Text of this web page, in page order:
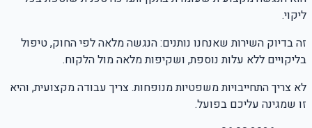
ליקוי.
זה בדיוק השירות שאנחנו נותנים: הנגשה מלאה לפי החוק, טיפול
בליקויים ללא עלות נוספת, ושקיפות מלאה מול הלקוח.
לא צריך התחייבויות משפטיות מנופחות. צריך עבודה מקצועית, והיא
זו שמגינה עליכם בפועל.